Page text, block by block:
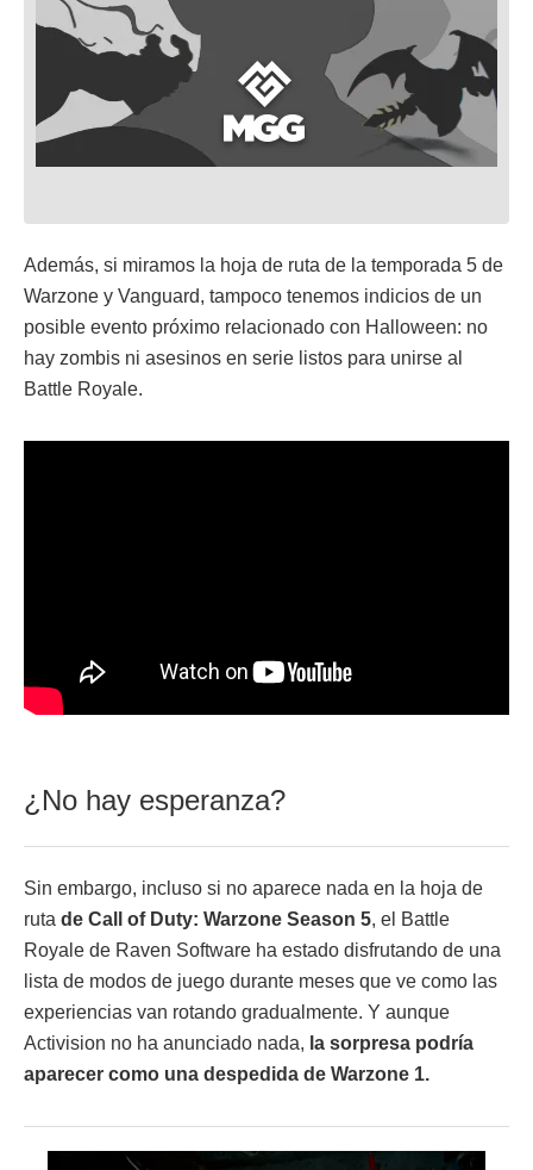
Además, si miramos la hoja de ruta de la temporada 5 de
Warzone y Vanguard, tampoco tenemos indicios de un
posible evento próximo relacionado con Halloween: no
hay zombis ni asesinos en serie listos para unirse al
Battle Royale.
¿No hay esperanza?
Sin embargo, incluso si no aparece nada en la hoja de
ruta de Call of Duty: Warzone Season 5, el Battle
Royale de Raven Software ha estado disfrutando de una
lista de modos de juego durante meses que ve como las
experiencias van rotando gradualmente. Y aunque
Activision no ha anunciado nada, la sorpresa podría
aparecer como una despedida de Warzone 1.